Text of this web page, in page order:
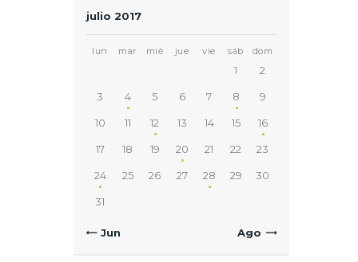
julio 2017
lun mar mié jue vie sáb dom
1 2
3 4 5 6 7 8 9
10 11 12 13 14 15 16
17 18 19 20 21 22 23
24 25 26 27 28 29 30
31
« Jun Ago »